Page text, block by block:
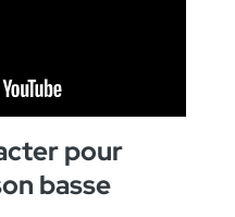
pour
basse